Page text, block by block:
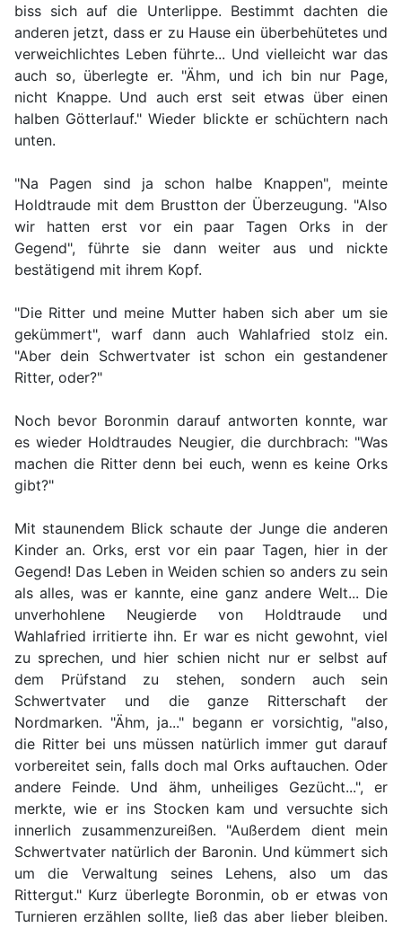
biss sich auf die Unterlippe. Bestimmt dachten die
anderen jetzt, dass er zu Hause ein überbehütetes und
verweichlichtes Leben führte... Und vielleicht war das
auch so, überlegte er. "Ähm, und ich bin nur Page,
nicht Knappe. Und auch erst seit etwas über einen
halben Götterlauf." Wieder blickte er schüchtern nach
unten.
"Na Pagen sind ja schon halbe Knappen", meinte
Holdtraude mit dem Brustton der Überzeugung. "Also
wir hatten erst vor ein paar Tagen Orks in der
Gegend", führte sie dann weiter aus und nickte
bestätigend mit ihrem Kopf.
"Die Ritter und meine Mutter haben sich aber um sie
gekümmert", warf dann auch Wahlafried stolz ein.
"Aber dein Schwertvater ist schon ein gestandener
Ritter, oder?"
Noch bevor Boronmin darauf antworten konnte, war
es wieder Holdtraudes Neugier, die durchbrach: "Was
machen die Ritter denn bei euch, wenn es keine Orks
gibt?"
Mit staunendem Blick schaute der Junge die anderen
Kinder an. Orks, erst vor ein paar Tagen, hier in der
Gegend! Das Leben in Weiden schien so anders zu sein
als alles, was er kannte, eine ganz andere Welt... Die
unverhohlene Neugierde von Holdtraude und
Wahlafried irritierte ihn. Er war es nicht gewohnt, viel
zu sprechen, und hier schien nicht nur er selbst auf
dem Prüfstand zu stehen, sondern auch sein
Schwertvater und die ganze Ritterschaft der
Nordmarken. "Ähm, ja..." begann er vorsichtig, "also,
die Ritter bei uns müssen natürlich immer gut darauf
vorbereitet sein, falls doch mal Orks auftauchen. Oder
andere Feinde. Und ähm, unheiliges Gezücht...", er
merkte, wie er ins Stocken kam und versuchte sich
innerlich zusammenzureißen. "Außerdem dient mein
Schwertvater natürlich der Baronin. Und kümmert sich
um die Verwaltung seines Lehens, also um das
Rittergut." Kurz überlegte Boronmin, ob er etwas von
Turnieren erzählen sollte, ließ das aber lieber bleiben.